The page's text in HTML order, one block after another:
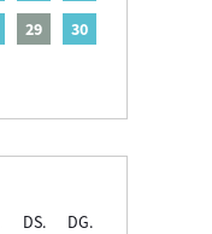
29
30
DS.
DG.